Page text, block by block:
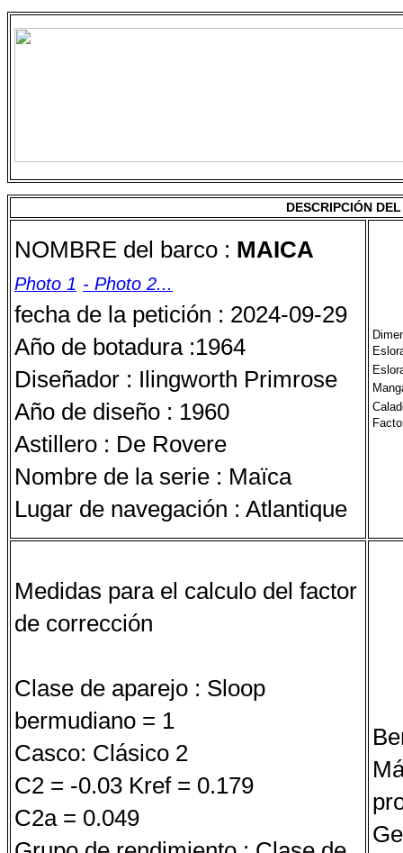
DESCRIPCIÓN
NOMBRE del barco : MAICA
Photo 1 - Photo 2...
fecha de la petición : 2024-09-29
Año de botadura :1964
Diseñador : Ilingworth Primrose
Año de diseño : 1960
Astillero : De Rovere
Nombre de la serie : Maïca
Lugar de navegación : Atlantique
Medidas para el calculo del factor
de corrección
Clase de aparejo : Sloop
bermudiano = 1
Casco: Clásico 2
C2 = -0.03 Kref = 0.179
C2a = 0.049